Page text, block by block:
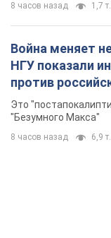
8 часов назад 1,7 т.
Война меняет
НГУ показали
против
Фото
Это
"Безумного Макса"
8 часов назад 6,9 т.